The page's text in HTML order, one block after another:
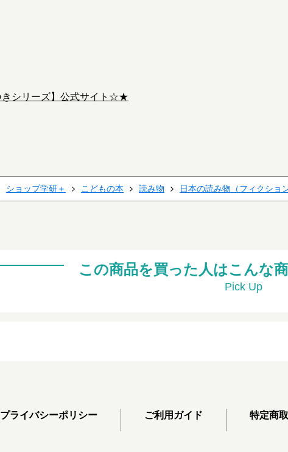
シリーズ】公式サイト☆★
ショップ学研＋ こどもの本 読み物 日本の読み物（フィクション
この商品を買った人はこんな
Pick Up
プライバシーポリシー ご利用ガイド 特定商